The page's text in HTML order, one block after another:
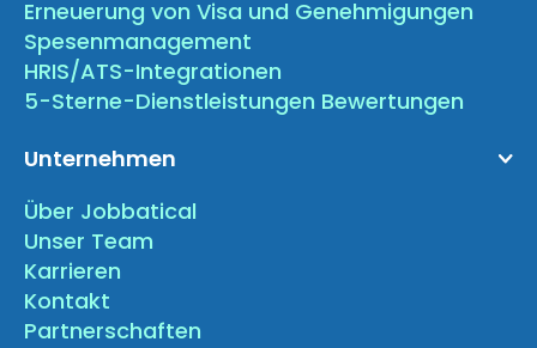
Erneuerung von Visa und Genehmigungen
Spesenmanagement
HRIS/ATS-Integrationen
5-Sterne-Dienstleistungen Bewertungen
Unternehmen
Über Jobbatical
Unser Team
Karrieren
Kontakt
Partnerschaften